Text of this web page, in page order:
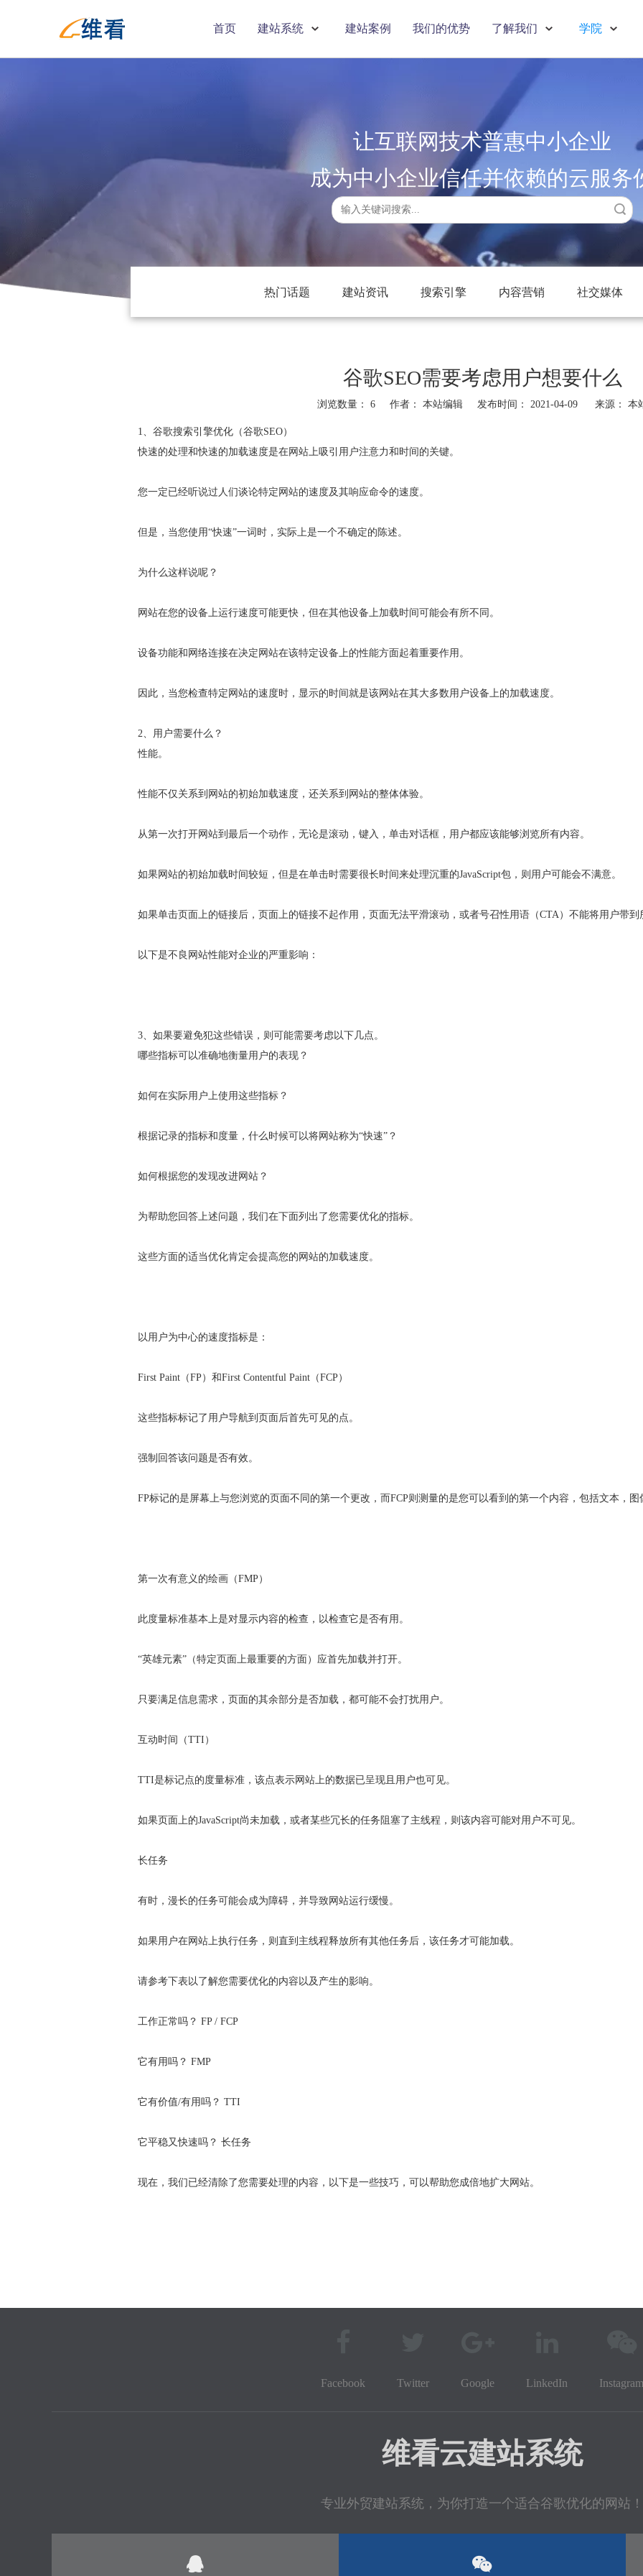
首页 建站系统 建站案例 我们的优势 了解我们 学院
让互联网技术普惠中小企业
成为中小企业信任并依赖的云服务
热门话题 建站资讯 搜索引擎 内容营销 社交媒体
谷歌SEO需要考虑用户想要什么
浏览数量： 6作者： 本站编辑 发布时间： 2021-04-09 来源： 本
1、谷歌搜索引擎优化（谷歌SEO）
快速的处理和快速的加载速度是在网站上吸引用户注意力和时间的关键。
您一定已经听说过人们谈论特定网站的速度及其响应命令的速度。
但是，当您使用“快速”一词时，实际上是一个不确定的陈述。
为什么这样说呢？
网站在您的设备上运行速度可能更快，但在其他设备上加载时间可能会有所不同。
设备功能和网络连接在决定网站在该特定设备上的性能方面起着重要作用。
因此，当您检查特定网站的速度时，显示的时间就是该网站在其大多数用户设备上的加载速度。
2、用户需要什么？
性能。
性能不仅关系到网站的初始加载速度，还关系到网站的整体体验。
从第一次打开网站到最后一个动作，无论是滚动，键入，单击对话框，用户都应该能够浏览所有内容。
如果网站的初始加载时间较短，但是在单击时需要很长时间来处理沉重的JavaScript包，则用户可能会不满意。
如果单击页面上的链接后，页面上的链接不起作用，页面无法平滑滚动，或者号召性用语（CTA）不能将用户带
以下是不良网站性能对企业的严重影响：
3、如果要避免犯这些错误，则可能需要考虑以下几点。
哪些指标可以准确地衡量用户的表现？
如何在实际用户上使用这些指标？
根据记录的指标和度量，什么时候可以将网站称为“快速”？
如何根据您的发现改进网站？
为帮助您回答上述问题，我们在下面列出了您需要优化的指标。
这些方面的适当优化肯定会提高您的网站的加载速度。
以用户为中心的速度指标是：
First Paint（FP）和First Contentful Paint（FCP）
这些指标标记了用户导航到页面后首先可见的点。
强制回答该问题是否有效。
FP标记的是屏幕上与您浏览的页面不同的第一个更改，而FCP则测量的是您可以看到的第一个内容，包括文本，图
第一次有意义的绘画（FMP）
此度量标准基本上是对显示内容的检查，以检查它是否有用。
“英雄元素”（特定页面上最重要的方面）应首先加载并打开。
只要满足信息需求，页面的其余部分是否加载，都可能不会打扰用户。
互动时间（TTI）
TTI是标记点的度量标准，该点表示网站上的数据已呈现且用户也可见。
如果页面上的JavaScript尚未加载，或者某些冗长的任务阻塞了主线程，则该内容可能对用户不可见。
长任务
有时，漫长的任务可能会成为障碍，并导致网站运行缓慢。
如果用户在网站上执行任务，则直到主线程释放所有其他任务后，该任务才可能加载。
请参考下表以了解您需要优化的内容以及产生的影响。
工作正常吗？ FP / FCP
它有用吗？ FMP
它有价值/有用吗？ TTI
它平稳又快速吗？ 长任务
现在，我们已经清除了您需要处理的内容，以下是一些技巧，可以帮助您成倍地扩大网站。
Facebook Twitter Google LinkedIn Instagram
维看云建站系统
专业外贸建站系统，为你打造一个适合谷歌优化的网站！